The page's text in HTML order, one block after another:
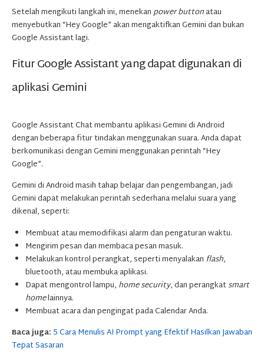
Setelah mengikuti langkah ini, menekanpower buttonatau
menyebutkan “Hey Google” akan mengaktifkan Gemini dan bukan
Google Assistant lagi.
Fitur Google Assistant yang dapat digunakan di
aplikasi Gemini
Google Assistant Chat membantu aplikasi Gemini di Android
dengan beberapa fitur tindakan menggunakan suara. Anda dapat
berkomunikasi dengan Gemini menggunakan perintah “Hey
Google”.
Gemini di Android masih tahap belajar dan pengembangan, jadi
Gemini dapat melakukan perintah sederhana melalui suara yang
dikenal, seperti:
Membuat atau memodifikasi alarm dan pengaturan waktu.
Mengirim pesan dan membaca pesan masuk.
Melakukan kontrol perangkat, seperti menyalakan flash,
bluetooth, atau membuka aplikasi.
Dapat mengontrol lampu, home security, dan perangkatsmart
homelainnya.
Membuat acara dan pengingat pada Calendar Anda.
Baca juga: 5 Cara Menulis AI Prompt yang Efektif Hasilkan Jawaban
Tepat Sasaran